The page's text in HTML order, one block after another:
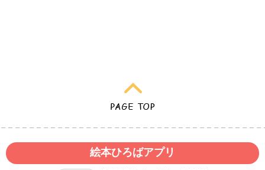
絵本ひろばアプリ